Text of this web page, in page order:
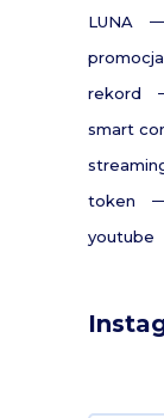
LUNA
promocja
rekord
smart
token
youtube